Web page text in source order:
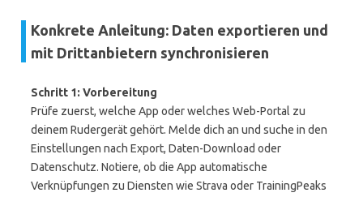
Konkrete Anleitung: Daten exportieren und
mit Drittanbietern synchronisieren
Schritt 1: Vorbereitung
Prüfe zuerst, welche App oder welches Web-Portal zu
deinem Rudergerät gehört. Melde dich an und suche in den
Einstellungen nach Export, Daten-Download oder
Datenschutz. Notiere, ob die App automatische
Verknüpfungen zu Diensten wie Strava oder TrainingPeaks